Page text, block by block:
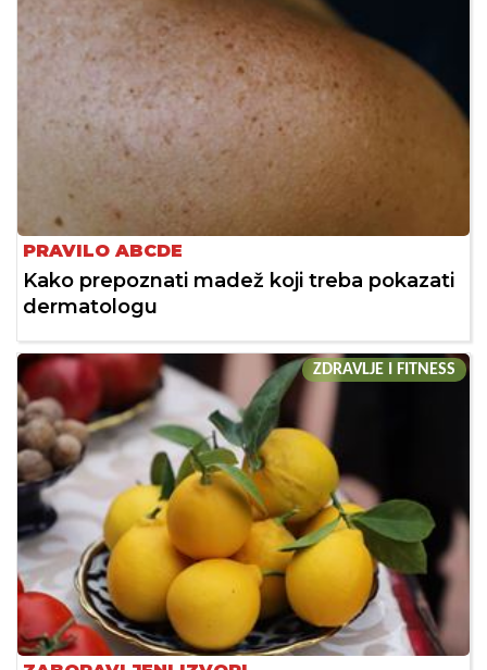
PRAVILO ABCDE
Kako prepoznati madež koji treba pokazati
dermatologu
ZDRAVLJE I FITNESS